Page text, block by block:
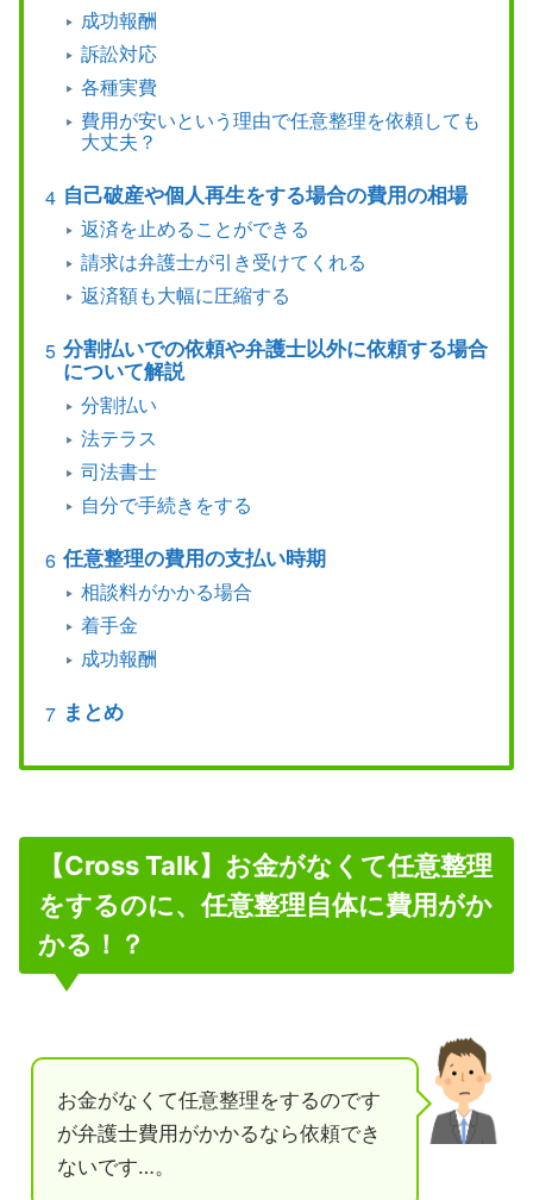
成功報酬
訴訟対応
各種実費
費用が安いという理由で任意整理を依頼しても
大丈夫？
自己破産や個人再生をする場合の費用の相場
返済を止めることができる
請求は弁護士が引き受けてくれる
返済額も大幅に圧縮する
分割払いでの依頼や弁護士以外に依頼する場合
について解説
分割払い
法テラス
司法書士
自分で手続きをする
任意整理の費用の支払い時期
相談料がかかる場合
着手金
成功報酬
まとめ
【Cross Talk】お金がなくて任意整理
をするのに、任意整理自体に費用がか
かる！？
お金がなくて任意整理をするのです
が弁護士費用がかかるなら依頼でき
ないです…。